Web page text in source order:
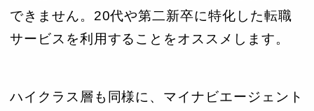
できません。20代や第二新卒に特化した転職
サービスを利用することをオススメします。
ハイクラス層も同様に、マイナビエージェント